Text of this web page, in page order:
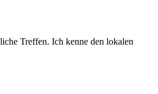
Treffen. Ich kenne den lokalen